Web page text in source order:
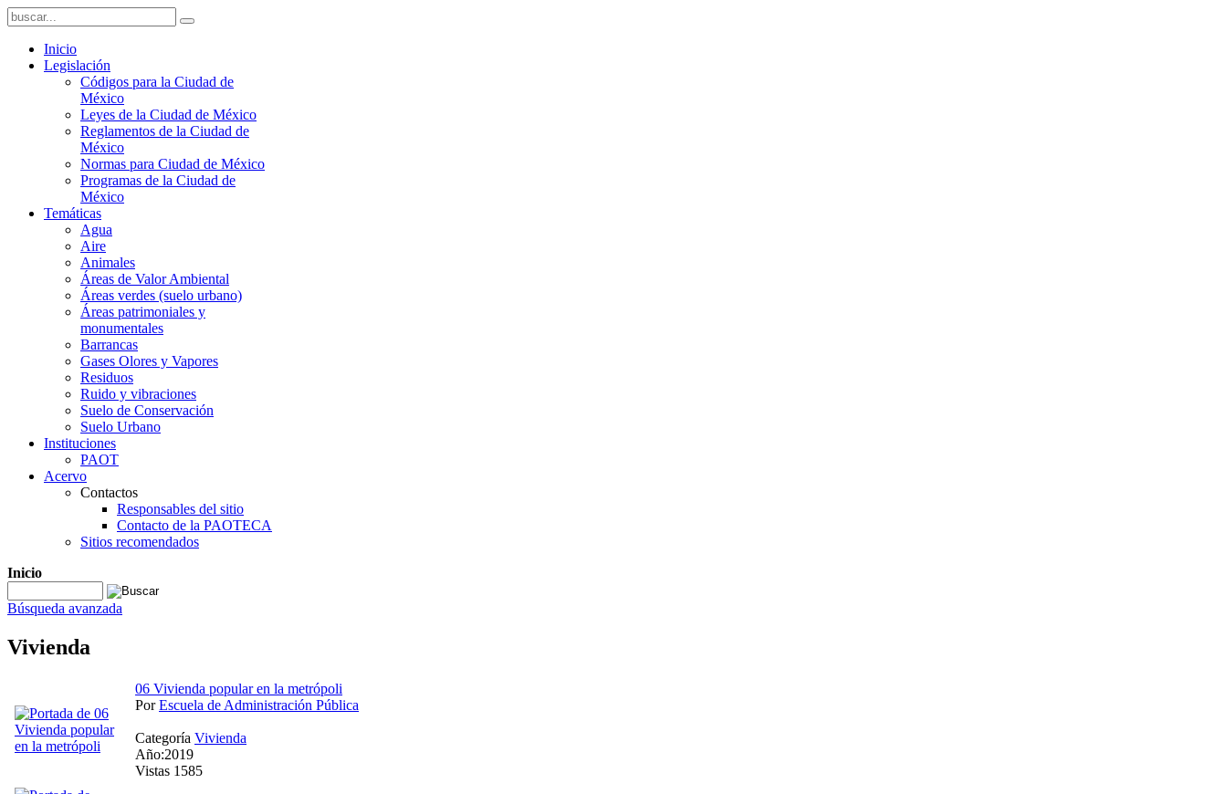
Inicio
Legislación
Códigos para la Ciudad de
México
Leyes de la Ciudad de México
Reglamentos de la Ciudad de
México
Normas para Ciudad de México
Programas de la Ciudad de
México
Temáticas
Agua
Aire
Animales
Áreas de Valor Ambiental
Áreas verdes (suelo urbano)
Áreas patrimoniales y
monumentales
Barrancas
Gases Olores y Vapores
Residuos
Ruido y vibraciones
Suelo de Conservación
Suelo Urbano
Instituciones
PAOT
Acervo
Contactos
Responsables del sitio
Contacto de la PAOTECA
Sitios recomendados
Inicio
Búsqueda avanzada
Vivienda
06 Vivienda popular en la metrópoli
PorEscuela de Administración Pública
Categoría Vivienda
Año:2019
Vistas 1585